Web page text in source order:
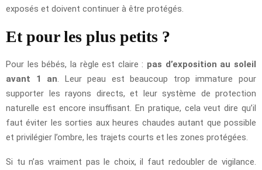
exposés et doivent continuer à être protégés.
Et pour les plus petits ?
Pour les bébés, la règle est claire : pas d’exposition au soleil
avant 1 an . Leur peau est beaucoup trop immature pour
supporter les rayons directs, et leur système de protection
naturelle est encore insuffisant. En pratique, cela veut dire qu’il
faut éviter les sorties aux heures chaudes autant que possible
et privilégier l’ombre, les trajets courts et les zones protégées.
Si tu n’as vraiment pas le choix, il faut redoubler de vigilance.